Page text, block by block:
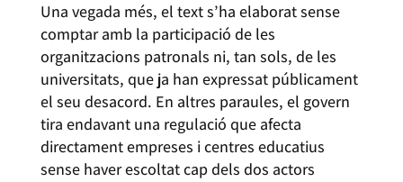
Una vegada més, el text s’ha elaborat sense
comptar amb la participació de les
organitzacions patronals ni, tan sols, de les
universitats, que ja han expressat públicament
el seu desacord. En altres paraules, el govern
tira endavant una regulació que afecta
directament empreses i centres educatius
sense haver escoltat cap dels dos actors